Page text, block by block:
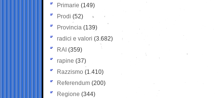
Primarie (149)
Prodi (52)
Provincia (139)
radici e valori (3.682)
RAI (359)
rapine (37)
Razzismo (1.410)
Referendum (200)
Regione (344)